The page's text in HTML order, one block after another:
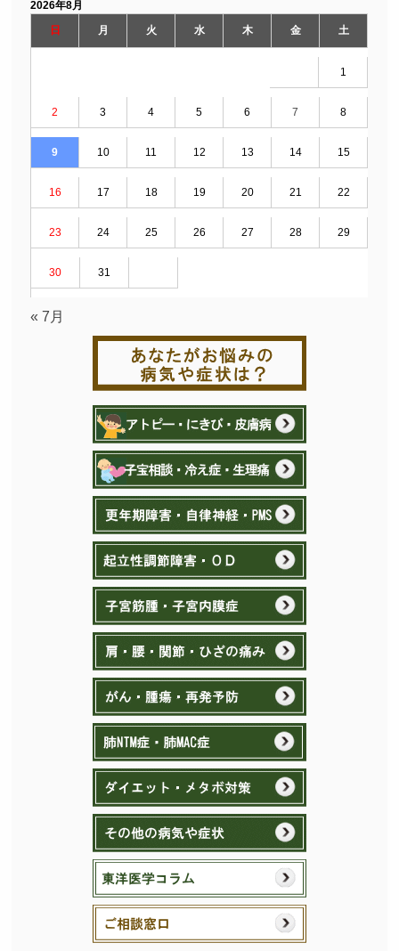
2026年8月
日
月 火 水 木 金 土
1
2 3 4 5 6 7 8
9 10 11 12 13 14 15
16 17 18 19 20 21 22
23 24 25 26 27 28 29
30 31
« 7月